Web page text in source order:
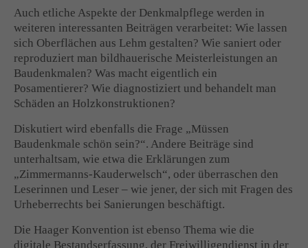
Auch etliche Aspekte der Denkmalpflege werden in
weiteren interessanten Beiträgen verarbeitet: Wie lassen
sich Oberflächen aus Lehm gestalten? Wie saniert oder
reproduziert man bildhauerische Meisterleistungen an
Baudenkmalen? Was macht eigentlich ein
Posamentierer? Wie diagnostiziert und behandelt man
Schäden an Holzkonstruktionen?
Diskutiert wird ebenfalls die Frage „Müssen
Baudenkmale schön sein?“. Andere Beiträge sind
unterhaltsam, wie etwa die Erklärungen zum
„Zimmermanns-Kauderwelsch“, oder überraschen den
Leserinnen und Leser ‒ wie jener, der sich mit Fragen des
Urheberrechts bei Sanierungen beschäftigt.
Die Haager Konvention ist ebenso Thema wie die
digitale Bestandserfassung, der Freiwilligendienst in der